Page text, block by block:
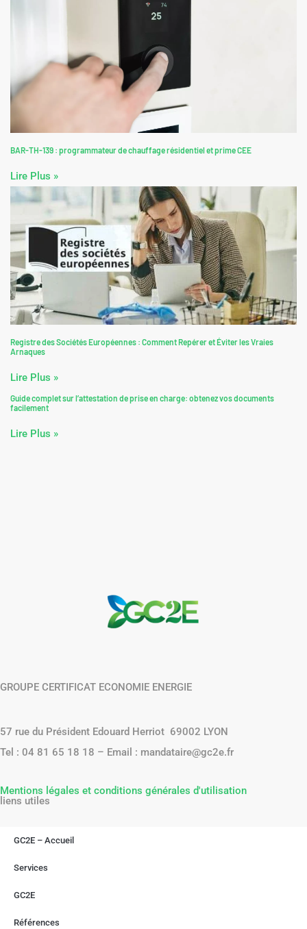
BAR-TH-139 : programmateur de chauffage résidentiel et prime CEE
Lire Plus »
Registre des Sociétés Européennes : Comment Repérer et Éviter les Vraies
Arnaques
Lire Plus »
Guide complet sur l’attestation de prise en charge: obtenez vos documents
facilement
Lire Plus »
GROUPE CERTIFICAT ECONOMIE ENERGIE
57 rue du Président Edouard Herriot 69002 LYON
Tel : 04 81 65 18 18 – Email : mandataire@gc2e.fr
Mentions légales et conditions générales d'utilisation
liens utiles
GC2E – Accueil
Services
GC2E
Références